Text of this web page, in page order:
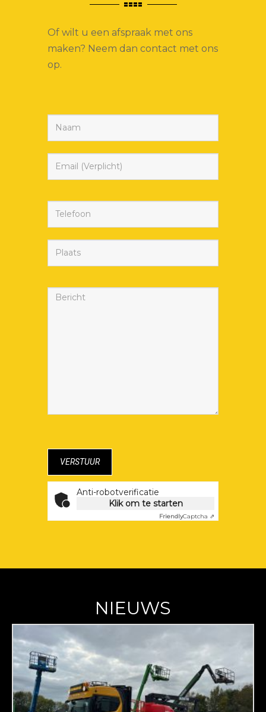
Of wilt u een afspraak met ons
maken? Neem dan contact met ons
op.
Anti-robotverificatie
Klik om te starten
FriendlyCaptcha ⇗
NIEUWS